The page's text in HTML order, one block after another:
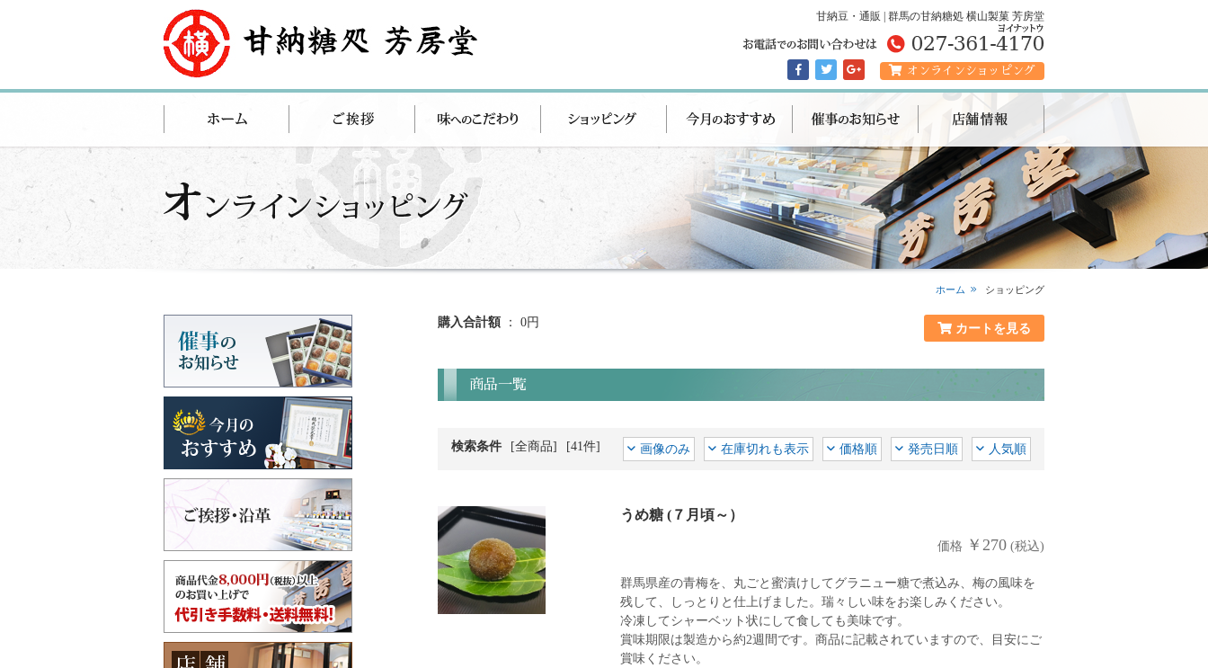
甘納豆・通販 | 群馬の甘納糖処 横山製菓 芳房堂
オンラインショッピング
ホーム ショッピング
購入合計額 ： 0円
商品一覧
検索条件 [全商品] [41件] 画像のみ 在庫切れも表示 価格順 発売日順 人気順
うめ糖 (７月頃～）
価格 ￥270 (税込)
群馬県産の青梅を、丸ごと蜜漬けしてグラニュー糖で煮込み、梅の風味を
残して、しっとりと仕上げました。瑞々しい味をお楽しみください。
冷凍してシャーベット状にして食しても美味です。
賞味期限は製造から約2週間です。商品に記載されていますので、目安にご
賞味ください。